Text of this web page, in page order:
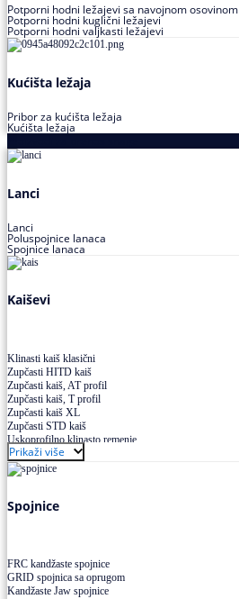
Potporni hodni ležajevi sa navojnom osovinom
Potporni hodni kuglični ležajevi
Potporni hodni valjkasti ležajevi
Kućišta ležaja
Pribor za kućišta ležaja
Kućišta ležaja
Lanci
Lanci
Poluspojnice lanaca
Spojnice lanaca
Kaiševi
Klinasti kaiš klasični
Zupčasti HITD kaiš
Zupčasti kaiš, AT profil
Zupčasti kaiš, T profil
Zupčasti kaiš XL
Zupčasti STD kaiš
Uskoprofilno klinasto remenje
Uskoprofilno klinasto remenje spojeno
Uskoprofilno klinasto remenje XP extra power
Višekanalno remenje PJ,PK
Prikaži više
Spojnice
FRC kandžaste spojnice
GRID spojnica sa oprugom
Kandžaste Jaw spojnice